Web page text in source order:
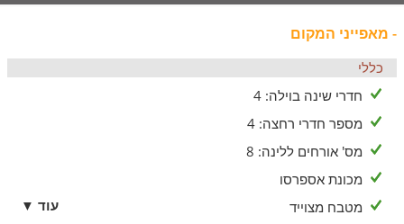
לעוד מקומות.
חצר הוילה
במתחם החצר ניתן ליהנות מנופים מרהיבים לכנרת, מדשאות ירוקות
עם עצי פרי וערוגות תבלינים, בריכה כיפית שבחורף מחוממת, עמדת
ברביקיו, מיטות שיזוף, פינות ישיבה וסאונה יבשה.
נמצא בקרבת מקום ותיתכן גמישות בעזיבת הוילה בשבת.
באירוח כלול
- מאפייני המקום
כללי
חדרי שינה בוילה: 4
מספר חדרי רחצה: 4
מס' אורחים ללינה: 8
מכונת אספרסו
מטבח מצוייד
עוד ▼